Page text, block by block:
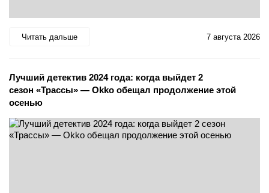
Читать дальше 7 августа 2026
Лучший детектив 2024 года: когда выйдет 2
сезон «Трассы» — Okko обещал продолжение этой
осенью